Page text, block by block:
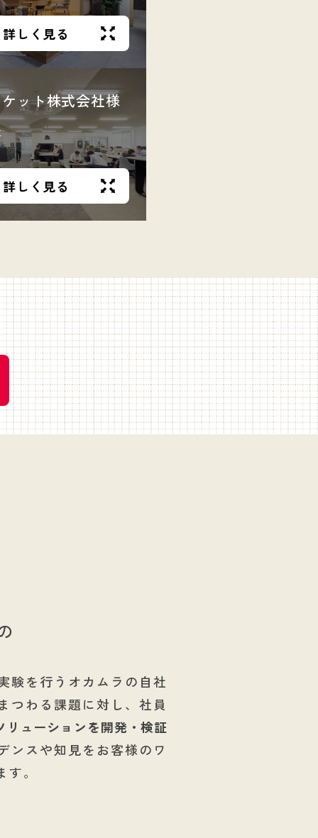
詳しく見る
ット株式会社様
詳しく見る
験を行うオカムラの自社
つわる課題に対し、社員
リューションを開発・検証
ンスや知見をお客様のワ
。